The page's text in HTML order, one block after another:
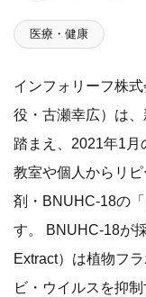
医療・健康
インフォリーフ株
役・古瀬幸広）は
踏まえ、2021年1
教室や個人からリ
剤・BNUHC-18の
す。 BNUHC-18が
Extract）は植物フ
ビ・ウイルスを抑